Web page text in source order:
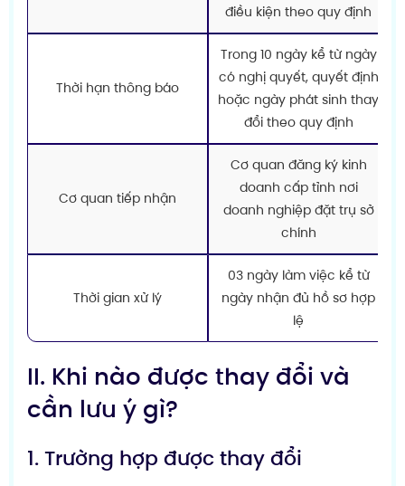
điều kiện theo quy định
Thời hạn thông báo
Trong 10 ngày kể từ ngày
có nghị quyết, quyết định
hoặc ngày phát sinh thay
đổi theo quy định
Cơ quan tiếp nhận
Cơ quan đăng ký kinh
doanh cấp tỉnh nơi
doanh nghiệp đặt trụ sở
chính
Thời gian xử lý
03 ngày làm việc kể từ
ngày nhận đủ hồ sơ hợp
lệ
II. Khi nào được thay đổi và
cần lưu ý gì?
1. Trường hợp được thay đổi